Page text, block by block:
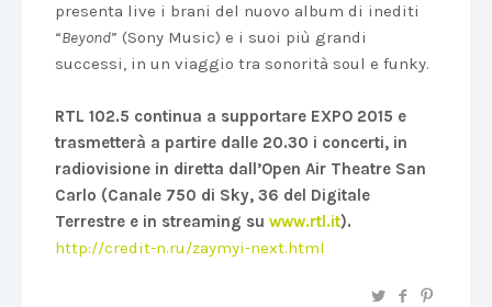
presenta live i brani del nuovo album di inediti
“Beyond” (Sony Music) e i suoi più grandi
successi, in un viaggio tra sonorità soul e funky.
RTL 102.5 continua a supportare EXPO 2015 e
trasmetterà a partire dalle 20.30 i concerti, in
radiovisione in diretta dall’Open Air Theatre San
Carlo (Canale 750 di Sky, 36 del Digitale
Terrestre e in streaming su www.rtl.it).
http://credit-n.ru/zaymyi-next.html